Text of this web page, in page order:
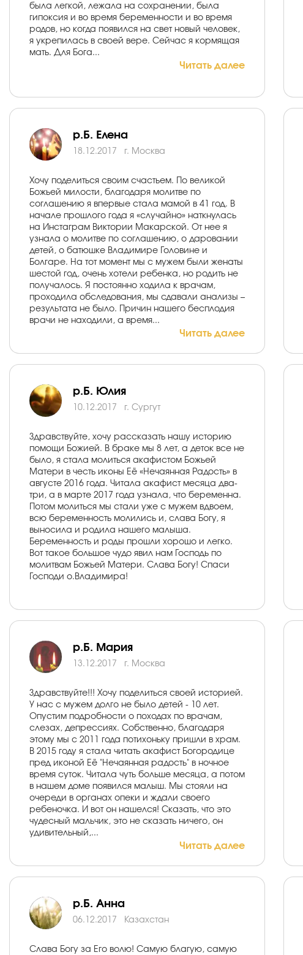
была легкой, лежала на сохранении, была
гипоксия и во время беременности и во время
родов, но когда появился на свет новый человек,
я укрепилась в своей вере. Сейчас я кормящая
мать. Для Бога...
Читать далее
р.Б. Елена
18.12.2017 г. Москва
Хочу поделиться своим счастьем. По великой
Божьей милости, благодаря молитве по
соглашению я впервые стала мамой в 41 год. В
начале прошлого года я «случайно» наткнулась
на Инстаграм Виктории Макарской. От нее я
узнала о молитве по соглашению, о даровании
детей, о батюшке Владимире Головине и
Болгаре. На тот момент мы с мужем были женаты
шестой год, очень хотели ребенка, но родить не
получалось. Я постоянно ходила к врачам,
проходила обследования, мы сдавали анализы –
результата не было. Причин нашего бесплодия
врачи не находили, а время...
Читать далее
р.Б. Юлия
10.12.2017 г. Сургут
Здравствуйте, хочу рассказать нашу историю
помощи Божией. В браке мы 8 лет, а деток все не
было, я стала молиться акафистом Божьей
Матери в честь иконы Её «Нечаянная Радость» в
августе 2016 года. Читала акафист месяца два-
три, а в марте 2017 года узнала, что беременна.
Потом молиться мы стали уже с мужем вдвоем,
всю беременность молились и, слава Богу, я
выносила и родила нашего малыша.
Беременность и роды прошли хорошо и легко.
Вот такое большое чудо явил нам Господь по
молитвам Божьей Матери. Слава Богу! Спаси
Господи о.Владимира!
р.Б. Мария
13.12.2017 г. Москва
Здравствуйте!!! Хочу поделиться своей историей.
У нас с мужем долго не было детей - 10 лет.
Опустим подробности о походах по врачам,
слезах, депрессиях. Собственно, благодаря
этому мы с 2011 года потихоньку пришли в храм.
В 2015 году я стала читать акафист Богородице
пред иконой Её "Нечаянная радость" в ночное
время суток. Читала чуть больше месяца, а потом
в нашем доме появился малыш. Мы стояли на
очереди в органах опеки и ждали своего
ребеночка. И вот он нашелся! Сказать, что это
чудесный мальчик, это не сказать ничего, он
удивительный,...
Читать далее
р.Б. Анна
06.12.2017 Казахстан
Слава Богу за Его волю! Самую благую, самую